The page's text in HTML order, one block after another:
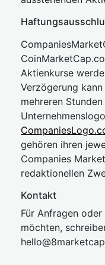
Aktienkurse
Verzögerung
mehreren
gehören ihren
Companies
redaktionellen
Kontakt
Für Anfragen
möchten,
hello@8market